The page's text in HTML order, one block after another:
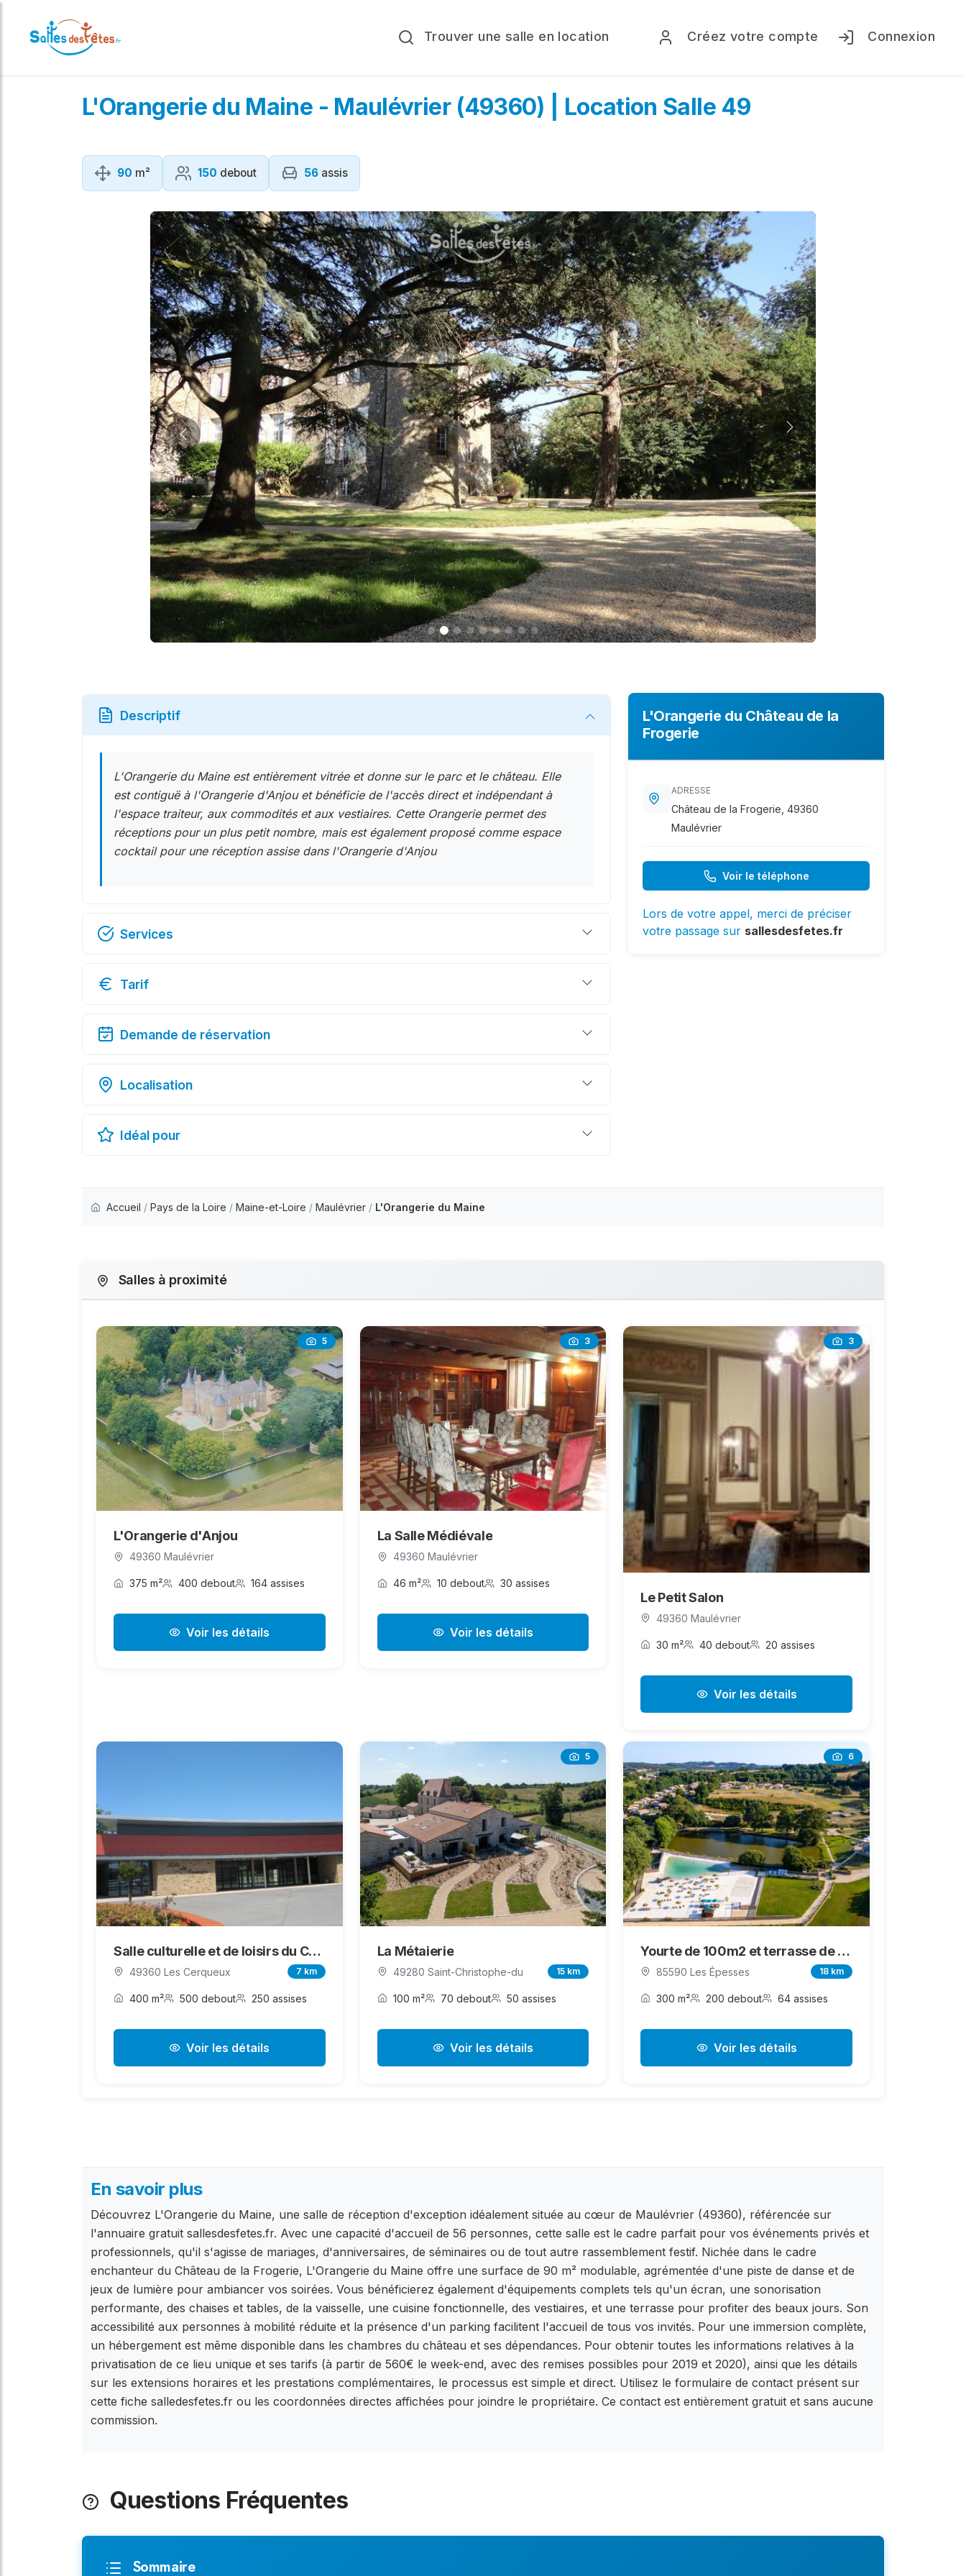
Trouver une salle en location Créez votre compte Connexion
L'Orangerie du Maine - Maulévrier (49360) | Location Salle 49
90 m² 150 debout 56 assis
Précédent
Suivant
Descriptif
L'Orangerie du Maine est entièrement vitrée et donne sur le parc et le château. Elle
est contiguë à l'Orangerie d'Anjou et bénéficie de l'accès direct et indépendant à
l'espace traiteur, aux commodités et aux vestiaires. Cette Orangerie permet des
réceptions pour un plus petit nombre, mais est également proposé comme espace
cocktail pour une réception assise dans l'Orangerie d'Anjou
Services
Tarif
Demande de réservation
Localisation
Idéal pour
L'Orangerie du Château de la
Frogerie
ADRESSE
Château de la Frogerie, 49360
Maulévrier
Voir le téléphone
Lors de votre appel, merci de préciser
votre passage sur sallesdesfetes.fr
Accueil / Pays de la Loire / Maine-et-Loire / Maulévrier / L'Orangerie du Maine
Salles à proximité
5
L'Orangerie d'Anjou
49360 Maulévrier
375 m² 400 debout 164 assises
Voir les détails
3
La Salle Médiévale
49360 Maulévrier
46 m² 10 debout 30 assises
Voir les détails
3
Le Petit Salon
49360 Maulévrier
30 m² 40 debout 20 assises
Voir les détails
Salle culturelle et de loisirs du Cormier
49360 Les Cerqueux 7 km
400 m² 500 debout 250 assises
Voir les détails
5
La Métaierie
49280 Saint-Christophe-du 15 km
100 m² 70 debout 50 assises
Voir les détails
6
Yourte de 100m2 et terrasse de 300m²
85590 Les Épesses 18 km
300 m² 200 debout 64 assises
Voir les détails
En savoir plus
Découvrez L'Orangerie du Maine, une salle de réception d'exception idéalement située au cœur de Maulévrier (49360), référencée sur
l'annuaire gratuit sallesdesfetes.fr. Avec une capacité d'accueil de 56 personnes, cette salle est le cadre parfait pour vos événements privés et
professionnels, qu'il s'agisse de mariages, d'anniversaires, de séminaires ou de tout autre rassemblement festif. Nichée dans le cadre
enchanteur du Château de la Frogerie, L'Orangerie du Maine offre une surface de 90 m² modulable, agrémentée d'une piste de danse et de
jeux de lumière pour ambiancer vos soirées. Vous bénéficierez également d'équipements complets tels qu'un écran, une sonorisation
performante, des chaises et tables, de la vaisselle, une cuisine fonctionnelle, des vestiaires, et une terrasse pour profiter des beaux jours. Son
accessibilité aux personnes à mobilité réduite et la présence d'un parking facilitent l'accueil de tous vos invités. Pour une immersion complète,
un hébergement est même disponible dans les chambres du château et ses dépendances. Pour obtenir toutes les informations relatives à la
privatisation de ce lieu unique et ses tarifs (à partir de 560€ le week-end, avec des remises possibles pour 2019 et 2020), ainsi que les détails
sur les extensions horaires et les prestations complémentaires, le processus est simple et direct. Utilisez le formulaire de contact présent sur
cette fiche salledesfetes.fr ou les coordonnées directes affichées pour joindre le propriétaire. Ce contact est entièrement gratuit et sans aucune
commission.
Questions Fréquentes
Sommaire